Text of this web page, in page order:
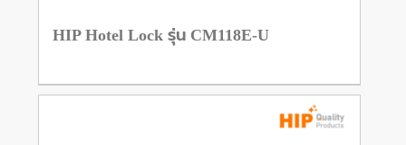
HIP Hotel Lock รุ่น CM118E-U